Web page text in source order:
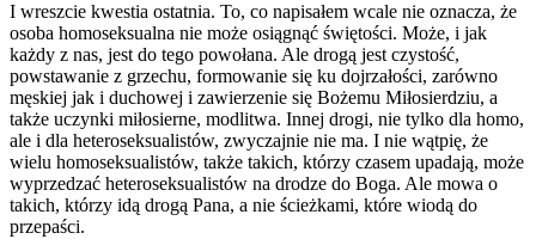
I wreszcie kwestia ostatnia. To, co napisałem wcale nie oznacza, że
osoba homoseksualna nie może osiągnąć świętości. Może, i jak
każdy z nas, jest do tego powołana. Ale drogą jest czystość,
powstawanie z grzechu, formowanie się ku dojrzałości, zarówno
męskiej jak i duchowej i zawierzenie się Bożemu Miłosierdziu, a
także uczynki miłosierne, modlitwa. Innej drogi, nie tylko dla homo,
ale i dla heteroseksualistów, zwyczajnie nie ma. I nie wątpię, że
wielu homoseksualistów, także takich, którzy czasem upadają, może
wyprzedzać heteroseksualistów na drodze do Boga. Ale mowa o
takich, którzy idą drogą Pana, a nie ścieżkami, które wiodą do
przepaści.